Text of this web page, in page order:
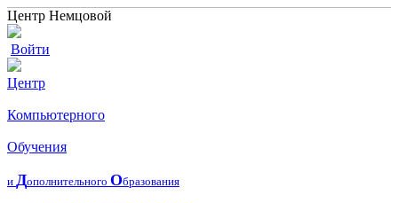
Центр Немцовой
Войти
Центр
Компьютерного
Обучения
и Дополнительного Образования